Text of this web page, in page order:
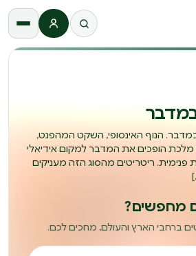
התחברות
במדבר
במדבר. הנוף האינסופי, השקט המהפנט,
הופכים את המדבר למקום אידיאלי
פנימית. ריטריטים מהסוג הזה מעניקים
מחפשים?
ברחבי הארץ והעולם, מחכים לכם.